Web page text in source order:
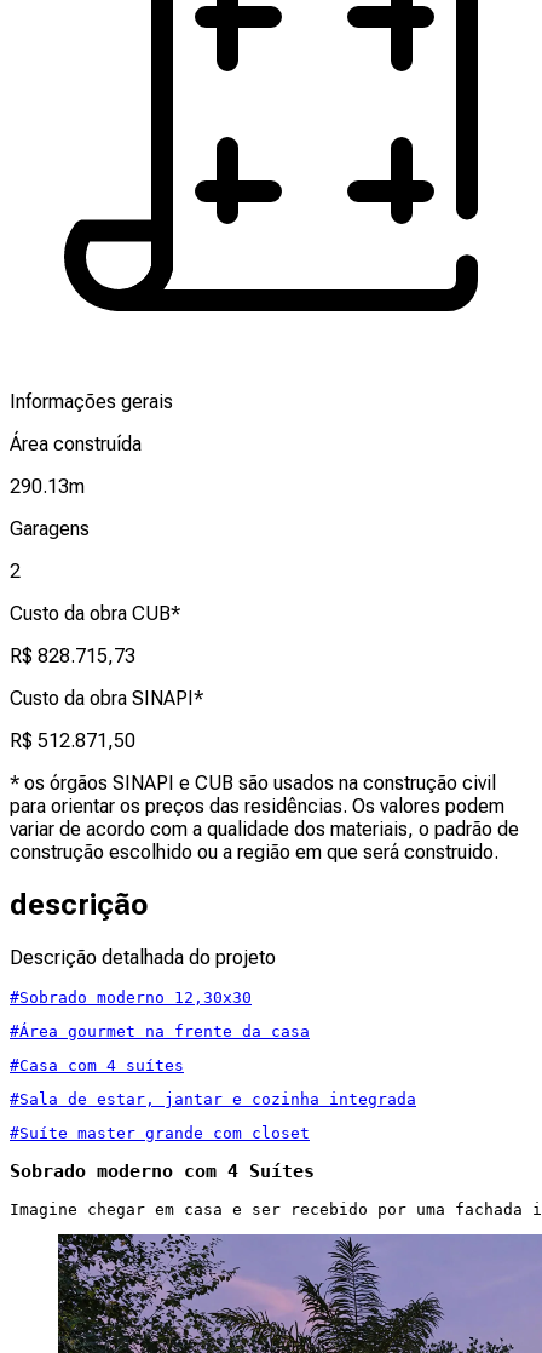
Informações gerais
Área construída
290.13m
Garagens
2
Custo da obra CUB*
R$ 828.715,73
Custo da obra SINAPI*
R$ 512.871,50
* os órgãos SINAPI e CUB são usados na construção civil
para orientar os preços das residências. Os valores podem
variar de acordo com a qualidade dos materiais, o padrão de
construção escolhido ou a região em que será construido.
descrição
Descrição detalhada do projeto
#Sobrado moderno 12,30x30
#Área gourmet na frente da casa
#Casa com 4 suítes
#Sala de estar, jantar e cozinha integrada
#Suíte master grande com closet
Sobrado moderno com 4 Suítes
Imagine chegar em casa e ser recebido por uma